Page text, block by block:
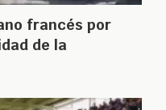
francés por
de la